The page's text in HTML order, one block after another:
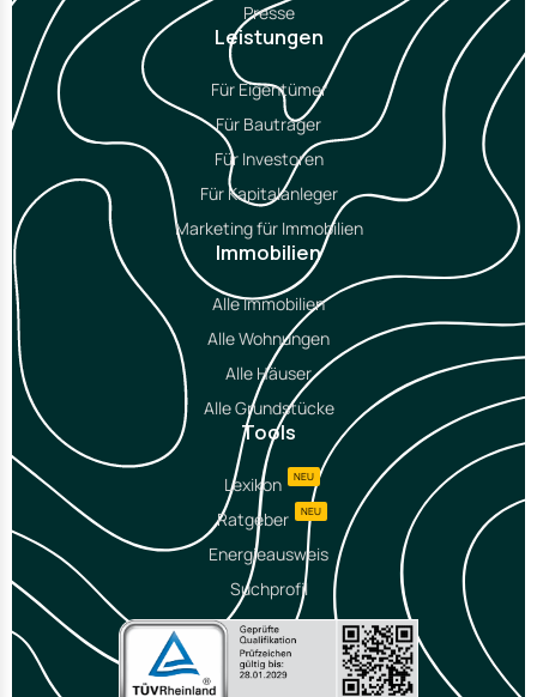
Presse
Leistungen
Für Eigentümer
Für Bauträger
Für Investoren
Für Kapitalanleger
Marketing für Immobilien
Immobilien
Alle Immobilien
Alle Wohnungen
Alle Häuser
Alle Grundstücke
Tools
Lexikon NEU
Ratgeber NEU
Energieausweis
Suchprofil